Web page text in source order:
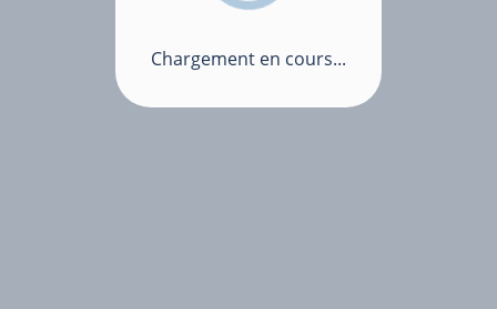
Chargement en cours...